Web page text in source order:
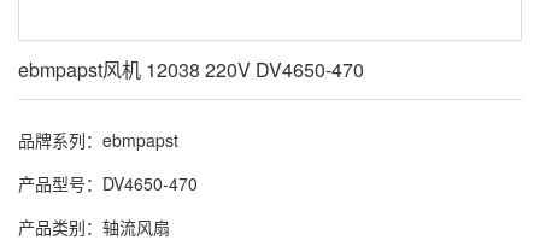
ebmpapst风机 12038 220V DV4650-470
品牌系列：ebmpapst
产品型号：DV4650-470
产品类别：轴流风扇